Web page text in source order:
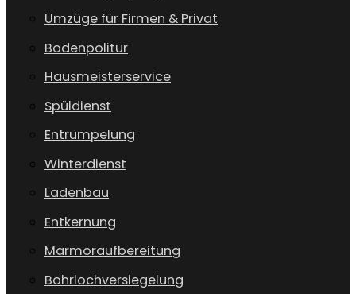
Umzüge für Firmen & Privat
Bodenpolitur
Hausmeisterservice
Spüldienst
Entrümpelung
Winterdienst
Ladenbau
Entkernung
Marmoraufbereitung
Bohrlochversiegelung